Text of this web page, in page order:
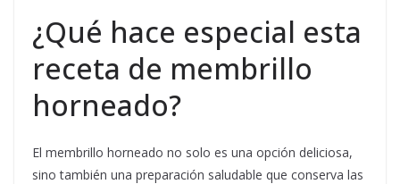
¿Qué hace especial esta
receta de membrillo
horneado?
El membrillo horneado no solo es una opción deliciosa,
sino también una preparación saludable que conserva las